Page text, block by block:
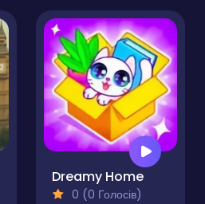
Dreamy Home
0 (0 Голосів)